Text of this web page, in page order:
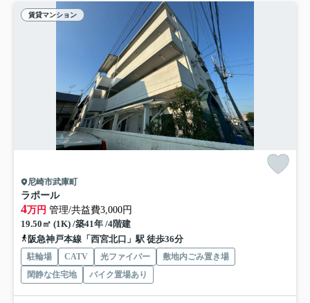
賃貸マンション
尼崎市武庫町
ラポール
4万円 管理/共益費3,000円
19.50㎡ (1K) /築41年 /4階建
阪急神戸本線「西宮北口」駅 徒歩36分
駐輪場 CATV 光ファイバー
敷地内ごみ置き場
閑静な住宅地
バイク置場あり